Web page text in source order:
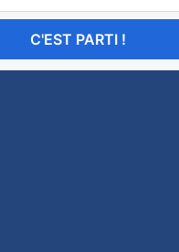
C'EST PARTI !